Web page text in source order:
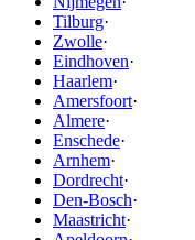
Tilburg·
Zwolle·
Eindhoven·
Haarlem·
Amersfoort·
Almere·
Enschede·
Arnhem·
Dordrecht·
Den-Bosch·
Maastricht·